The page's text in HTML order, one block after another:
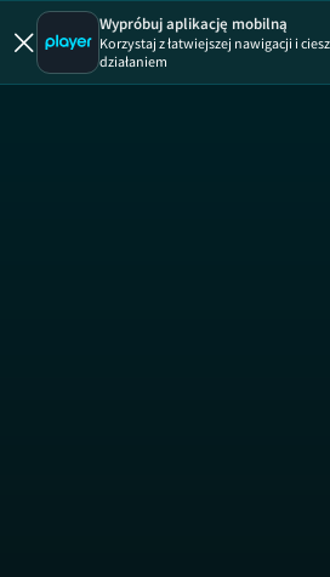
Wypróbuj aplikację mobilną
Korzystaj z łatwiejszej nawigacji i
działaniem